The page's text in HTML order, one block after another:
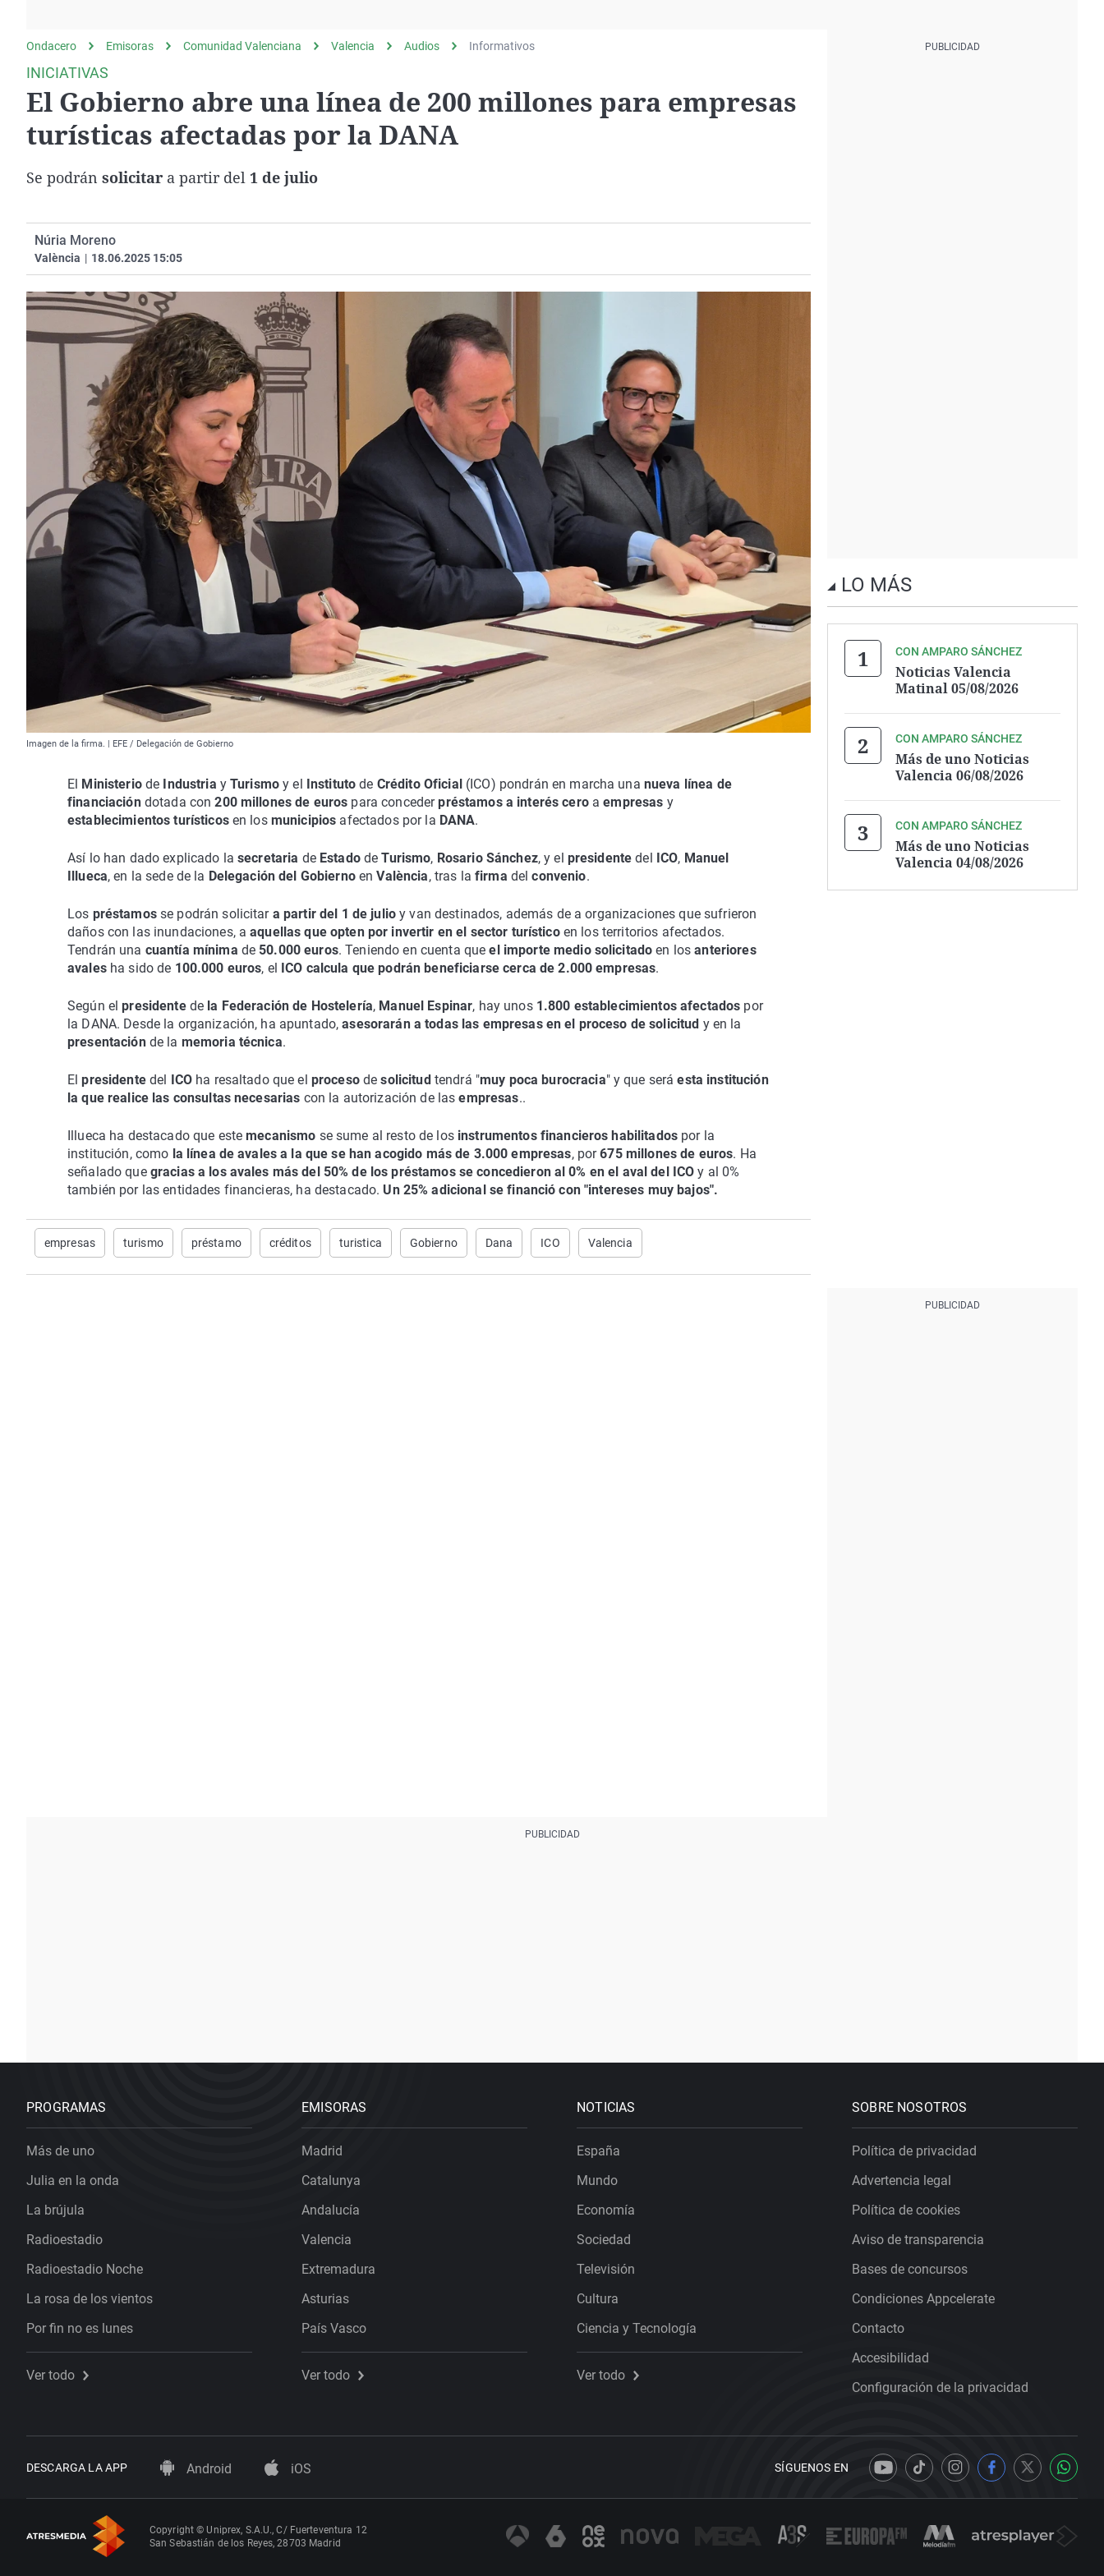
Negra
Navarra
Ondacero Emisoras Comunidad Valenciana Valencia Audios Informativos
INICIATIVAS
El Gobierno abre una línea de 200 millones para empresas
turísticas afectadas por la DANA
Se podrán solicitar a partir del 1 de julio
Núria Moreno
València | 18.06.2025 15:05
Imagen de la firma. | EFE / Delegación de Gobierno
El Ministerio de Industria yTurismoy el Institutode Crédito Oficial (ICO) pondrán en marcha una nueva línea de
financiacióndotada con200 millones de euros para concederpréstamos a interés ceroaempresas y
establecimientos turísticos en los municipios afectados por la DANA.
Así lo han dado explicado lasecretaria de EstadodeTurismo, Rosario Sánchez, y el presidentedel ICO, Manuel
Illueca, en la sede de la Delegación del GobiernoenValència, tras la firma delconvenio.
Los préstamos se podrán solicitar a partir del 1 de julioy van destinados, además de a organizaciones que sufrieron
daños con las inundaciones, aaquellas que opten por invertir en el sector turísticoen los territorios afectados.
Tendrán una cuantía mínima de 50.000 euros. Teniendo en cuenta queel importe medio solicitado en los anteriores
avalesha sido de 100.000 euros, el ICO calcula que podrán beneficiarse cerca de 2.000 empresas.
Según elpresidente de la Federación de Hostelería, Manuel Espinar, hay unos 1.800 establecimientos afectados por
la DANA. Desde la organización, ha apuntado,asesorarán a todas las empresas en el proceso de solicitud y en la
presentación de la memoria técnica.
Elpresidente del ICOha resaltado que el procesodesolicitud tendrá "muy poca burocracia" y que seráesta institución
la que realice las consultas necesarias con la autorización de lasempresas..
Illueca ha destacado que estemecanismo se sume al resto de los instrumentos financieros habilitados por la
institución, como la línea de avales a la que se han acogido más de 3.000 empresas, por675 millones de euros. Ha
señalado que gracias a los avales más del 50% de los préstamos se concedieron al 0% en el aval del ICO y al 0%
también por las entidades financieras, ha destacado. Un 25% adicional se financió con "intereses muy bajos".
empresas turismo préstamo créditos turistica Gobierno Dana ICO Valencia
LO MÁS
CON AMPARO SÁNCHEZ
Noticias Valencia
Matinal 05/08/2026
CON AMPARO SÁNCHEZ
Más de uno Noticias
Valencia 06/08/2026
CON AMPARO SÁNCHEZ
Más de uno Noticias
Valencia 04/08/2026
PROGRAMAS
Más de uno
Julia en la onda
La brújula
Radioestadio
Radioestadio Noche
La rosa de los vientos
Por fin no es lunes
Ver todo
EMISORAS
Madrid
Catalunya
Andalucía
Valencia
Extremadura
Asturias
País Vasco
Ver todo
NOTICIAS
España
Mundo
Economía
Sociedad
Televisión
Cultura
Ciencia y Tecnología
Ver todo
SOBRE NOSOTROS
Política de privacidad
Advertencia legal
Política de cookies
Aviso de transparencia
Bases de concursos
Condiciones Appcelerate
Contacto
Accesibilidad
Configuración de la privacidad
DESCARGA LA APP Android iOS SÍGUENOS EN
Copyright © Uniprex, S.A.U., C/ Fuerteventura 12
San Sebastián de los Reyes, 28703 Madrid